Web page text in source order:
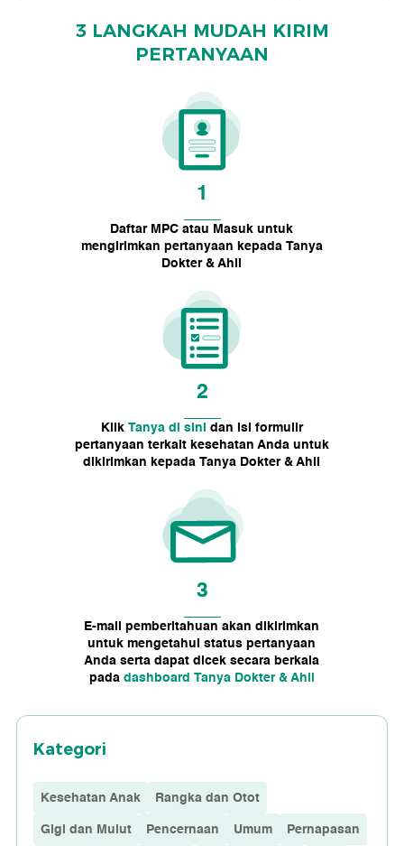
3 LANGKAH MUDAH KIRIM
PERTANYAAN
1
Daftar MPC atau Masuk untuk
mengirimkan pertanyaan kepada Tanya
Dokter & Ahli
2
KlikTanya di sini dan isi formulir
pertanyaan terkait kesehatan Anda untuk
dikirimkan kepada Tanya Dokter & Ahli
3
E-mail pemberitahuan akan dikirimkan
untuk mengetahui status pertanyaan
Anda serta dapat dicek secara berkala
padadashboard Tanya Dokter & Ahli
Kategori
Kesehatan Anak
Rangka dan Otot
Gigi dan Mulut
Pencernaan Umum Pernapasan